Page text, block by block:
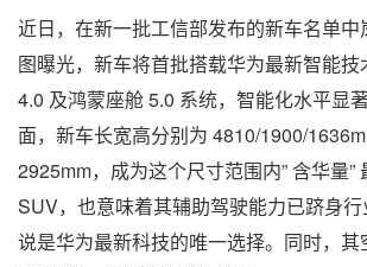
近日，在新一批工信部发布的新车名单
图曝光，新车将首批搭载华为最新智能
4.0 及鸿蒙座舱 5.0 系统，智能化水平显
面，新车长宽高分别为 4810/1900/
2925mm，成为这个尺寸范围内” 含华量”
SUV，也意味着其辅助驾驶能力已跻身
说是华为最新科技的唯一选择。同时，